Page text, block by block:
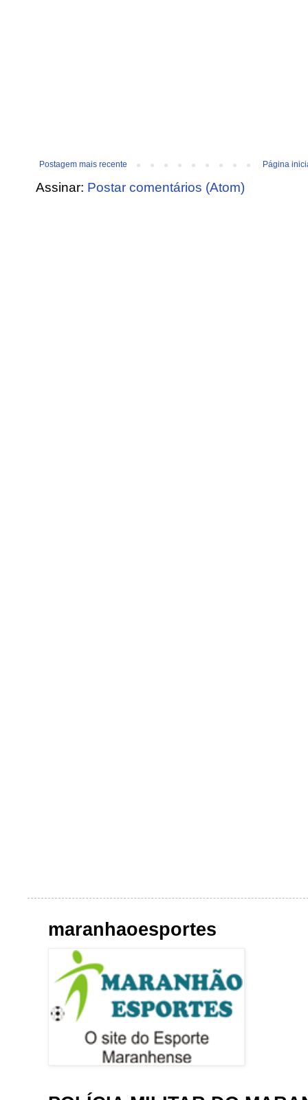
Postagem mais recente Página
Assinar: Postar comentários (Atom)
maranhaoesportes